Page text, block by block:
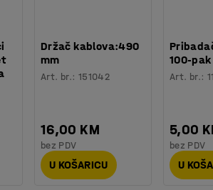
Držač kablova:490
mm
Art. br.: 151042
16,00 KM
bez PDV
U KOŠARICU
100-pak
Art. br.:
5,00
bez PDV
U